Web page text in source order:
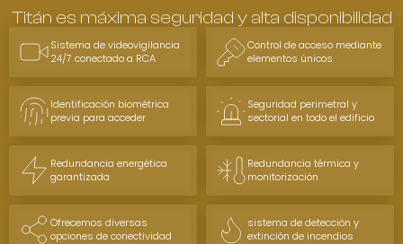
Titán es máxima seguridad y alta disponibilidad
Sistema de videovigilancia
24/7 conectado a RCA
Control de acceso mediante
elementos únicos
Identificación biométrica
previa para acceder
Seguridad perimetral y
sectorial en todo el edificio
Redundancia energética
garantizada
Redundancia térmica y
monitorización
Ofrecemos diversas
opciones de conectividad
sistema de detección y
extinción de incendios